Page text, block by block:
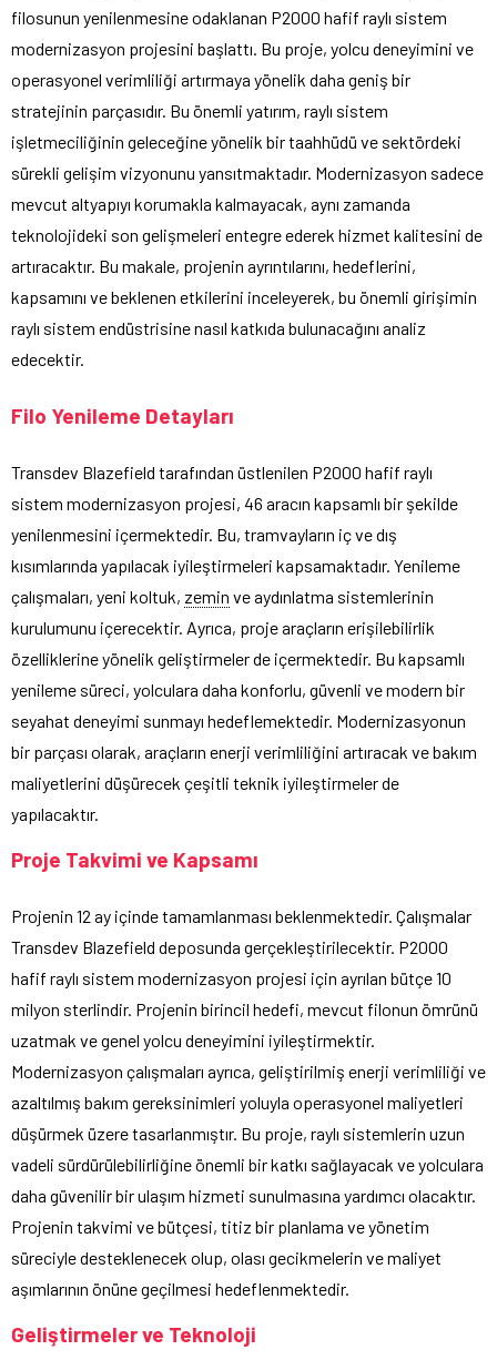
filosunun yenilenmesine odaklanan P2000 hafif raylı sistem
modernizasyon projesini başlattı. Bu proje, yolcu deneyimini ve
operasyonel verimliliği artırmaya yönelik daha geniş bir
stratejinin parçasıdır. Bu önemli yatırım, raylı sistem
işletmeciliğinin geleceğine yönelik bir taahhüdü ve sektördeki
sürekli gelişim vizyonunu yansıtmaktadır. Modernizasyon sadece
mevcut altyapıyı korumakla kalmayacak, aynı zamanda
teknolojideki son gelişmeleri entegre ederek hizmet kalitesini de
artıracaktır. Bu makale, projenin ayrıntılarını, hedeflerini,
kapsamını ve beklenen etkilerini inceleyerek, bu önemli girişimin
raylı sistem endüstrisine nasıl katkıda bulunacağını analiz
edecektir.
Filo Yenileme Detayları
Transdev Blazefield tarafından üstlenilen P2000 hafif raylı
sistem modernizasyon projesi, 46 aracın kapsamlı bir şekilde
yenilenmesini içermektedir. Bu, tramvayların iç ve dış
kısımlarında yapılacak iyileştirmeleri kapsamaktadır. Yenileme
çalışmaları, yeni koltuk, zemin ve aydınlatma sistemlerinin
kurulumunu içerecektir. Ayrıca, proje araçların erişilebilirlik
özelliklerine yönelik geliştirmeler de içermektedir. Bu kapsamlı
yenileme süreci, yolculara daha konforlu, güvenli ve modern bir
seyahat deneyimi sunmayı hedeflemektedir. Modernizasyonun
bir parçası olarak, araçların enerji verimliliğini artıracak ve bakım
maliyetlerini düşürecek çeşitli teknik iyileştirmeler de
yapılacaktır.
Proje Takvimi ve Kapsamı
Projenin 12 ay içinde tamamlanması beklenmektedir. Çalışmalar
Transdev Blazefield deposunda gerçekleştirilecektir. P2000
hafif raylı sistem modernizasyon projesi için ayrılan bütçe 10
milyon sterlindir. Projenin birincil hedefi, mevcut filonun ömrünü
uzatmak ve genel yolcu deneyimini iyileştirmektir.
Modernizasyon çalışmaları ayrıca, geliştirilmiş enerji verimliliği ve
azaltılmış bakım gereksinimleri yoluyla operasyonel maliyetleri
düşürmek üzere tasarlanmıştır. Bu proje, raylı sistemlerin uzun
vadeli sürdürülebilirliğine önemli bir katkı sağlayacak ve yolculara
daha güvenilir bir ulaşım hizmeti sunulmasına yardımcı olacaktır.
Projenin takvimi ve bütçesi, titiz bir planlama ve yönetim
süreciyle desteklenecek olup, olası gecikmelerin ve maliyet
aşımlarının önüne geçilmesi hedeflenmektedir.
Geliştirmeler ve Teknoloji